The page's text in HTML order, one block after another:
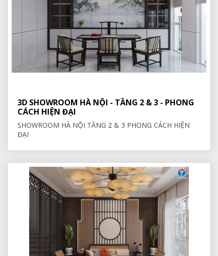
3D SHOWROOM HÀ NỘI - TẦNG 2 & 3 - PHONG
CÁCH HIỆN ĐẠI
SHOWROOM HÀ NỘI TẦNG 2 & 3 PHONG CÁCH HIỆN
ĐẠI